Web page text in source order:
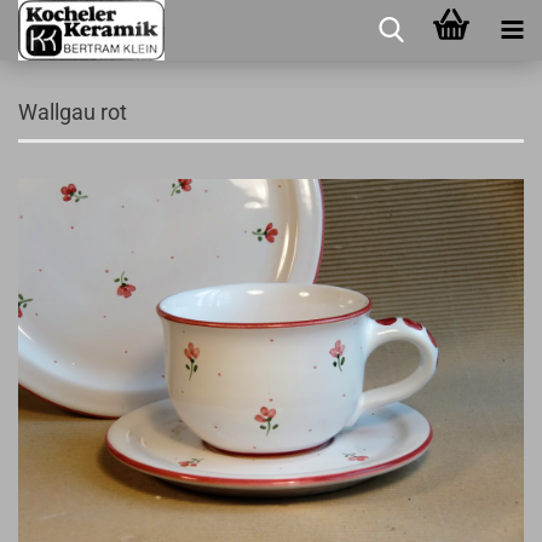
Wallgau rot